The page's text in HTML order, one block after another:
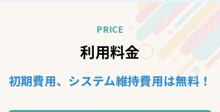
PRICE
利用料金
初期費用、システム維持費用は無料！